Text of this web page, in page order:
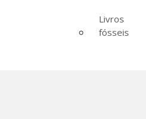
Livros
fósseis